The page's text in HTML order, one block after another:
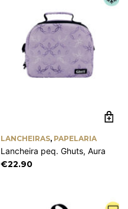
LANCHEIRAS, PAPELARIA
Lancheira peq. Ghuts, Aura
€22.90